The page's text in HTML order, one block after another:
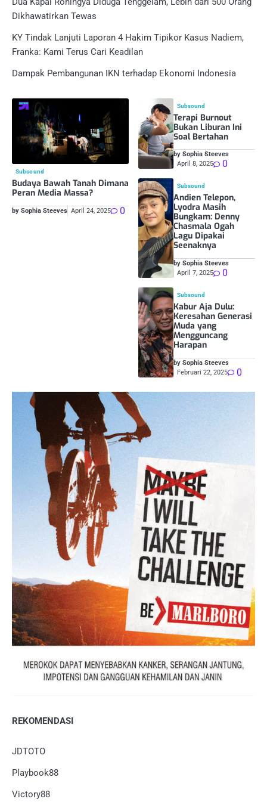
Dikhawatirkan Tewas
KY Tindak Lanjuti Laporan 4 Hakim Tipikor Kasus Nadiem,
Franka: Kami Terus Cari Keadilan
Dampak Pembangunan IKN terhadap Ekonomi Indonesia
Subsound
Budaya Bawah Tanah Dimana
Peran Media Massa?
by Sophia Steeves April 24, 2025 0
Subsound
Terapi Burnout
Bukan Liburan Ini
Soal Bertahan
by Sophia Steeves
April 8, 2025
0
Subsound
Andien Telepon,
Lyodra Masih
Bungkam: Denny
Chasmala Ogah
Lagu Dipakai
Seenaknya
by Sophia Steeves
April 7, 2025
0
Subsound
Kabur Aja Dulu:
Keresahan Generasi
Muda yang
Mengguncang
Harapan
by Sophia Steeves
Februari 22, 2025
0
REKOMENDASI
JDTOTO
Playbook88
Victory88